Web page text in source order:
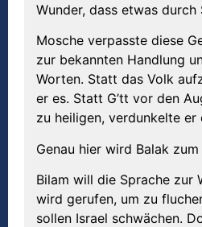
Wunder, dass etwas
Mosche verpasste diese
zur bekannten Handlung
Worten. Statt das Volk
er es. Statt G’tt vor den
zu heiligen, verdunkelte er
Genau hier wird Balak
Bilam will die Sprache zur
wird gerufen, um zu
sollen Israel schwächen.